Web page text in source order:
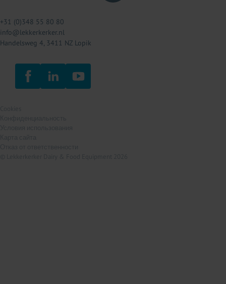
+31 (0)348 55 80 80
info@lekkerkerker.nl
Handelsweg 4, 3411 NZ Lopik